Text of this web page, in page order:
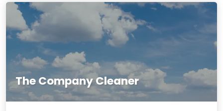
The Company Cleaner